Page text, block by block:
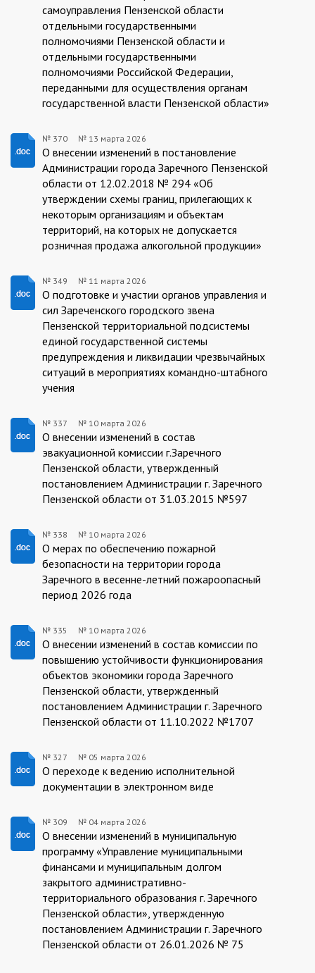
самоуправления Пензенской области
отдельными государственными
полномочиями Пензенской области и
отдельными государственными
полномочиями Российской Федерации,
переданными для осуществления органам
государственной власти Пензенской области»
370/13.03.2026
№ 370 № 13 марта 2026
О внесении изменений в постановление
Администрации города Заречного Пензенской
области от 12.02.2018 № 294 «Об
утверждении схемы границ, прилегающих к
некоторым организациям и объектам
территорий, на которых не допускается
розничная продажа алкогольной продукции»
349/11.03.2026
№ 349 № 11 марта 2026
О подготовке и участии органов управления и
сил Зареченского городского звена
Пензенской территориальной подсистемы
единой государственной системы
предупреждения и ликвидации чрезвычайных
ситуаций в мероприятиях командно-штабного
учения
337/10.03.2026
№ 337 № 10 марта 2026
О внесении изменений в состав
эвакуационной комиссии г.Заречного
Пензенской области, утвержденный
постановлением Администрации г. Заречного
Пензенской области от 31.03.2015 №597
338/10.03.2026
№ 338 № 10 марта 2026
О мерах по обеспечению пожарной
безопасности на территории города
Заречного в весенне-летний пожароопасный
период 2026 года
335/10.03.2026
№ 335 № 10 марта 2026
О внесении изменений в состав комиссии по
повышению устойчивости функционирования
объектов экономики города Заречного
Пензенской области, утвержденный
постановлением Администрации г. Заречного
Пензенской области от 11.10.2022 №1707
05.03.2026/327
№ 327 № 05 марта 2026
О переходе к ведению исполнительной
документации в электронном виде
309/04.03.2026
№ 309 № 04 марта 2026
О внесении изменений в муниципальную
программу «Управление муниципальными
финансами и муниципальным долгом
закрытого административно-
территориального образования г. Заречного
Пензенской области», утвержденную
постановлением Администрации г. Заречного
Пензенской области от 26.01.2026 № 75